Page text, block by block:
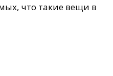
что такие вещи в